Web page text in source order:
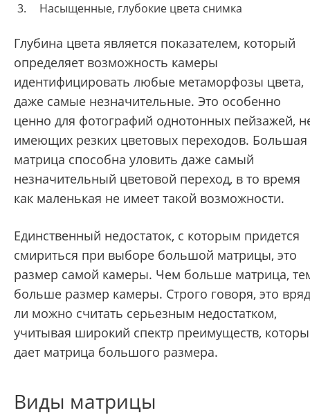
Насыщенные, глубокие цвета снимка
Глубина цвета является показателем, который
определяет возможность камеры
идентифицировать любые метаморфозы цвета,
даже самые незначительные. Это особенно
ценно для фотографий однотонных пейзажей,
имеющих резких цветовых переходов. Большая
матрица способна уловить даже самый
незначительный цветовой переход, в то время
как маленькая не имеет такой возможности.
Единственный недостаток, с которым придется
смириться при выборе большой матрицы, это
размер самой камеры. Чем больше матрица,
больше размер камеры. Строго говоря, это вряд
ли можно считать серьезным недостатком,
учитывая широкий спектр преимуществ,
дает матрица большого размера.
Виды матрицы